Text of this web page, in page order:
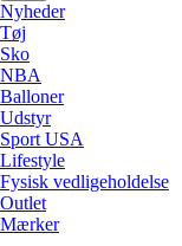
Nyheder
Tøj
Sko
NBA
Balloner
Udstyr
Sport USA
Lifestyle
Fysisk vedligeholdelse
Outlet
Mærker